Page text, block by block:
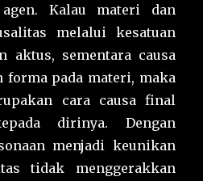
Kalau materi dan
melalui kesatuan
aktus, sementara causa
forma pada materi, maka
cara causa final
dirinya. Dengan
menjadi keunikan
tidak menggerakkan